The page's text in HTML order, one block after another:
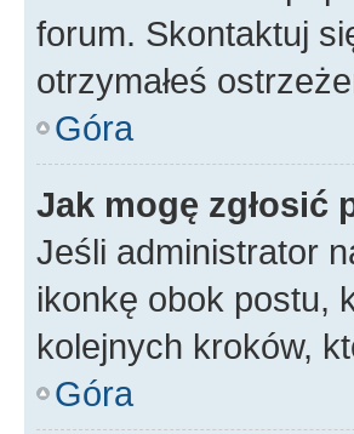
forum. Skontaktuj
otrzymałeś
Góra
Jak mogę zgłosić
Jeśli administrator
ikonkę obok postu,
kolejnych kroków,
Góra